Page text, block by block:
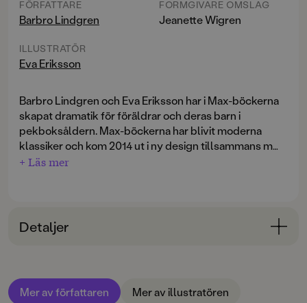
FÖRFATTARE
Barbro Lindgren
ILLUSTRATÖR
Eva Eriksson
FORMGIVARE OMSLAG
Jeanette Wigren
Barbro Lindgren och Eva Eriksson har i Max-böckerna
skapat dramatik för föräldrar och deras barn i
pekboksåldern. Max-böckerna har blivit moderna
klassiker och kom 2014 ut i ny design tillsammans med
en Max-fylla-i-bok med ringpärm.
+ Läs mer
Detaljer
ÅLDERSGRUPP
0-3
Mer av författaren Mer av illustratören